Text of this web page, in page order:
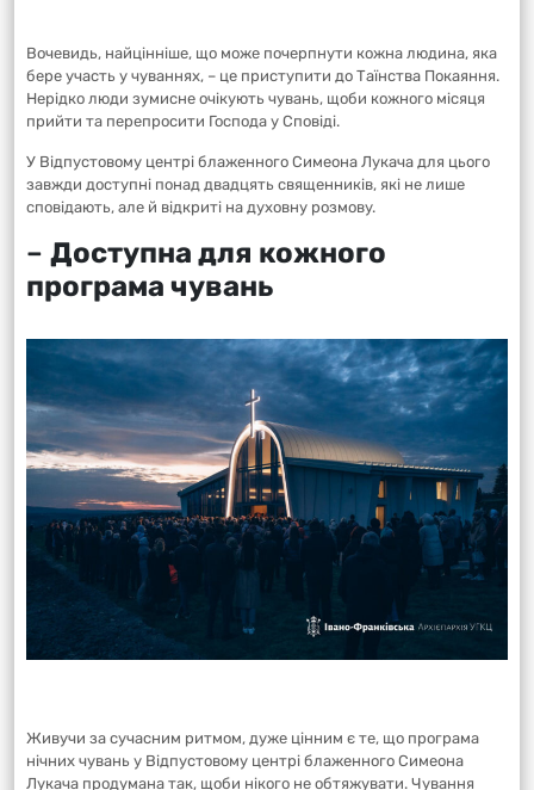
Вочевидь, найцінніше, що може почерпнути кожна людина, яка
бере участь у чуваннях, – це приступити до Таїнства Покаяння.
Нерідко люди зумисне очікують чувань, щоби кожного місяця
прийти та перепросити Господа у Сповіді.
У Відпустовому центрі блаженного Симеона Лукача для цього
завжди доступні понад двадцять священників, які не лише
сповідають, але й відкриті на духовну розмову.
– Доступна для кожного
програма чувань
Живучи за сучасним ритмом, дуже цінним є те, що програма
нічних чувань у Відпустовому центрі блаженного Симеона
Лукача продумана так, щоби нікого не обтяжувати. Чування